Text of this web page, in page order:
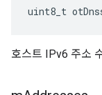
uint8_t
호스트 IPv6 주소